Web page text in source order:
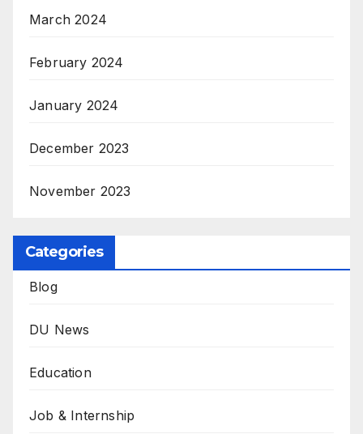
March 2024
February 2024
January 2024
December 2023
November 2023
Categories
Blog
DU News
Education
Job & Internship